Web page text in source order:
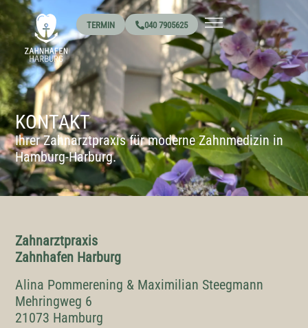
TERMIN 040 7905625
KONTAKT
Ihrer Zahnarztpraxis für moderne Zahnmedizin in
Hamburg-Harburg.
Zahnarztpraxis
Zahnhafen Harburg
Alina Pommerening & Maximilian Steegmann
Mehringweg 6
21073 Hamburg